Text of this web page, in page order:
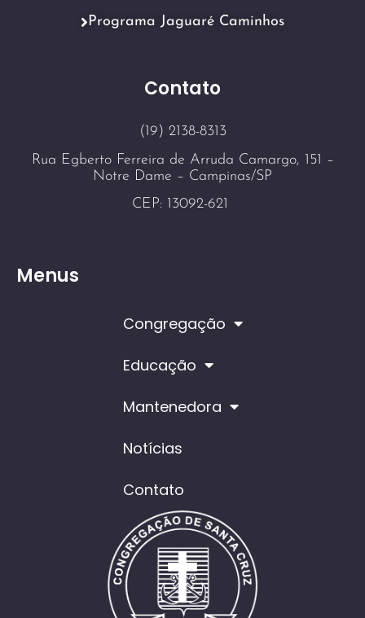
Contato
(19) 2138-8313
Rua Egberto Ferreira de Arruda Camargo, 151 –
Notre Dame – Campinas/SP
CEP: 13092-621
Menus
Congregação
Educação
Mantenedora
Notícias
Contato
Programa Jaguaré Caminhos